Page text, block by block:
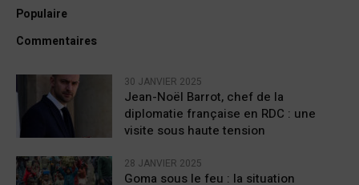
Populaire
Commentaires
30 JANVIER 2025
Jean-Noël Barrot, chef de la
diplomatie française en RDC : une
visite sous haute tension
28 JANVIER 2025
Goma sous le feu : la situation